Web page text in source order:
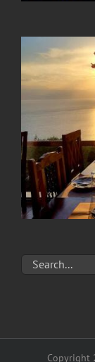
Copyright